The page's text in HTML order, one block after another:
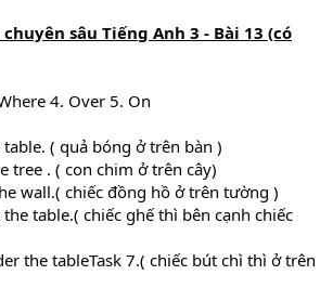
sâu Tiếng Anh 3 - Bài 13 (có
4. Over 5. On
( quả bóng ở trên bàn )
tree . ( con chim ở trên cây)
wall.( chiếc đồng hồ ở trên tường )
table.( chiếc ghế thì bên cạnh chiếc
the tableTask 7.( chiếc bút chì thì ở trên